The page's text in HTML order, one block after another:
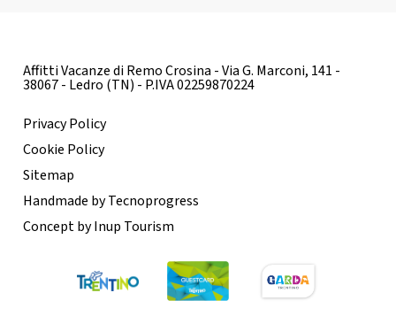
Affitti Vacanze di Remo Crosina - Via G. Marconi, 141 -
38067 - Ledro (TN) - P.IVA 02259870224
Privacy Policy
Cookie Policy
Sitemap
Handmade by Tecnoprogress
Concept by Inup Tourism